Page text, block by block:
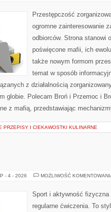
Przestępczość
ogromne zainteresowanie
odbiorców. Strona stanowi
poświęcone mafii, ich
także nowym formom
temat w sposób
z działalnością
globie. Polecam Broń i Przemoc i
z mafią, przedstawiając
PRZEPISY I CIEKAWOSTKI KULINARNE
- 4 - 2026 MOŻLIWOŚĆ
Sport i aktywność
regularne ćwiczenia. To